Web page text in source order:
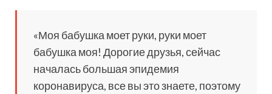
«Моя бабушка моет руки, руки моет
бабушка моя! Дорогие друзья, сейчас
началась большая эпидемия
коронавируса, все вы это знаете, поэтому